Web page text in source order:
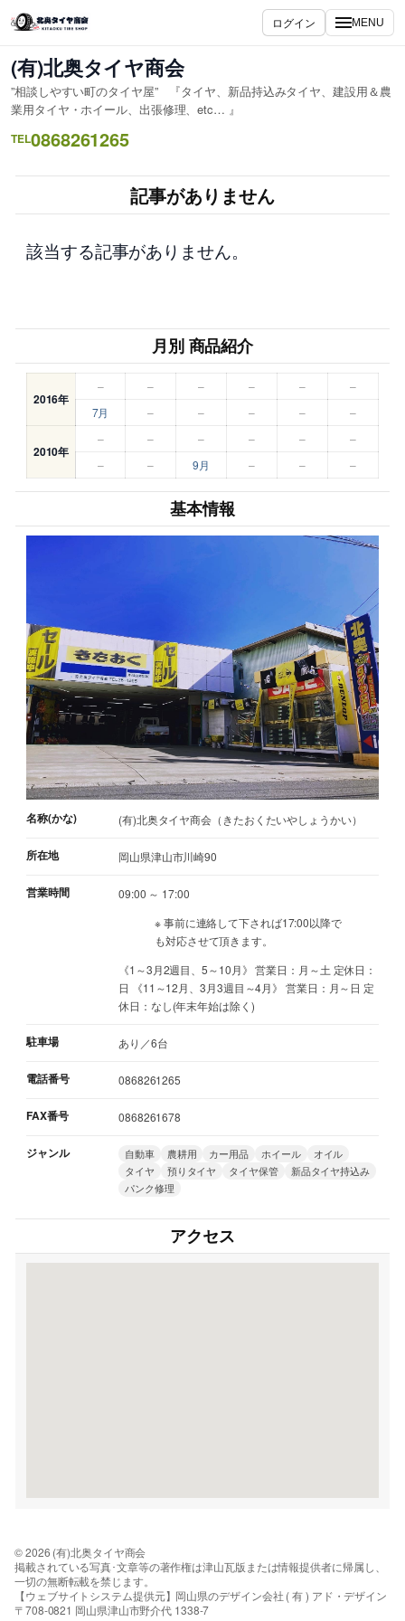
容
を
ス
キ
ッ
プ
ログイン MENU
(有)北奥タイヤ商会
”相談しやすい町のタイヤ屋” 『タイヤ、新品持込みタイヤ、建設用＆農
業用タイヤ・ホイール、出張修理、etc… 』
TEL0868261265
記事がありません
該当する記事がありません。
月別 商品紹介
2016年
– – – – –
–
7月
– – – – –
2010年
– – – – –
–
–
– 9月 – – –
基本情報
名称(かな) (有)北奥タイヤ商会（きたおくたいやしょうかい）
所在地 岡山県津山市川崎90
営業時間
09:00 ～ 17:00
※ 事前に連絡して下されば17:00以降で
も対応させて頂きます。
《1～3月2週目、5～10月》 営業日：月～土 定休日：
日 《11～12月、3月3週目～4月》 営業日：月～日 定
休日：なし(年末年始は除く)
駐車場 あり／6台
電話番号 0868261265
FAX番号 0868261678
ジャンル 自動車 農耕用 カー用品 ホイール
オイル
タイヤ
預りタイヤ タイヤ保管
新品タイヤ持込み
パンク修理
アクセス
© 2026 (有)北奥タイヤ商会
掲載されている写真･文章等の著作権は津山瓦版または情報提供者に帰属し、
一切の無断転載を禁じます。
【ウェブサイトシステム提供元】岡山県のデザイン会社 ( 有 ) アド・デザイン
〒708-0821 岡山県津山市野介代 1338-7